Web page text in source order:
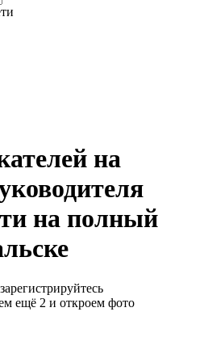
на
на полный
ещё 2 и откроем фото